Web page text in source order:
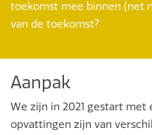
toekomst mee binnen (net
van de toekomst?
Aanpak
We zijn in 2021 gestart
opvattingen zijn van